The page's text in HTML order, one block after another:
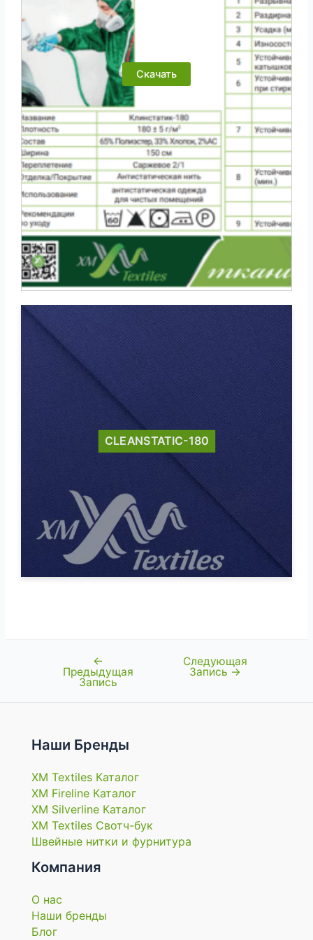
Скачать
CLEANSTATIC-180
←
Предыдущая
Запись
Следующая
Запись →
Наши Бренды
XM Textiles Каталог
XM Fireline Каталог
XM Silverline Каталог
XM Textiles Свотч-бук
Швейные нитки и фурнитура
Компания
О нас
Наши бренды
Блог